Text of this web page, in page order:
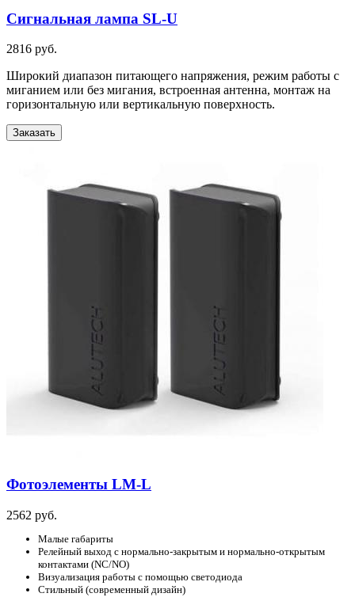
Сигнальная лампа SL-U
2816 руб.
Широкий диапазон питающего напряжения, режим работы с
миганием или без мигания, встроенная антенна, монтаж на
горизонтальную или вертикальную поверхность.
Заказать
Фотоэлементы LM-L
2562 руб.
Малые габариты
Релейный выход с нормально-закрытым и нормально-открытым
контактами (NC/NO)
Визуализация работы с помощью светодиода
Стильный (современный дизайн)